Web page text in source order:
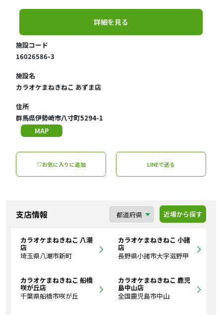
詳細を見る
施設コード
16026586-3
施設名
カラオケまねきねこ あずま店
住所
群馬県伊勢崎市八寸町5294-1
MAP
♡お気に入りに追加 LINEで送る
支店情報 近場から探す
カラオケまねきねこ 八潮
店
埼玉県八潮市新町
カラオケまねきねこ 小諸
店
長野県小諸市大字滋野甲
カラオケまねきねこ 船橋
咲が丘店
千葉県船橋市咲が丘
カラオケまねきねこ 鹿児
島中山店
全国鹿児島市中山